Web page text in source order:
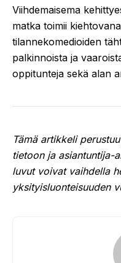
Viihdemaisema
matka toimii
tilannekomedioiden
palkinnoista ja
oppitunteja sekä alan
Tämä artikkeli
tietoon ja asiantuntija-
luvut voivat vaihdella
yksityisluonteisuuden